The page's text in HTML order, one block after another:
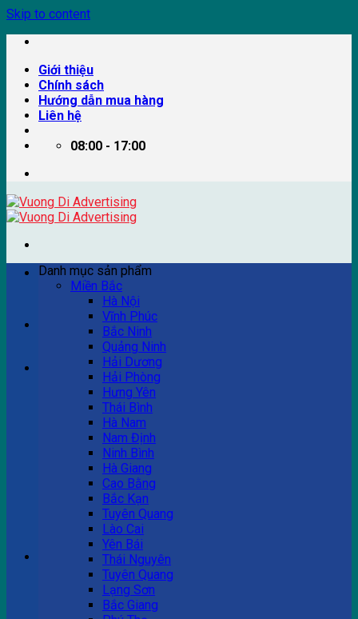
Skip to content
Giới thiệu
Chính sách
Hướng dẫn mua hàng
Liên hệ
08:00 - 17:00
Ví dụ: Billboard quảng cáo, pano quảng cáo, quảng cáo
trên xe bus...
Tư vấn bán hàng
0983 863 488
Hotline hỗ trợ
0983 863 488
Giỏ hàng
Chưa có sản phẩm trong giỏ hàng.
Danh mục sản phẩm
Miền Bắc
Hà Nội
Vĩnh Phúc
Bắc Ninh
Quảng Ninh
Hải Dương
Hải Phòng
Hưng Yên
Thái Bình
Hà Nam
Nam Định
Ninh Bình
Hà Giang
Cao Bằng
Bắc Kạn
Tuyên Quang
Lào Cai
Yên Bái
Thái Nguyên
Tuyên Quang
Lạng Sơn
Bắc Giang